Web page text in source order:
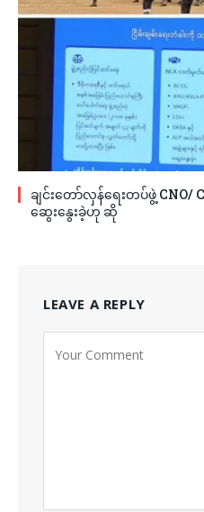
ချင်းတော်လှန်ရေးတပ်ဖွဲ့
ဆွေးနွေးခဲ့ဟု ဆို
LEAVE A REPLY